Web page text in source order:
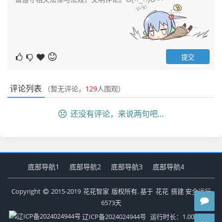
评论列表 （暂无评论， 129人围观）
还没有评论，来说两句吧...
底部导航1 底部导航2 底部导航3 底部导航4
Copyright 2015-2019 花花智家 版权所有. 基于 花花 搭建 安全运行
6573天
辽ICP备2024024944号 运行时长：1.008秒